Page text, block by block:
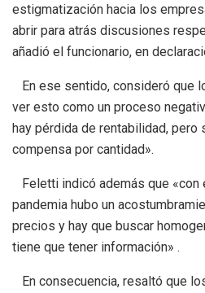
estigmatización hacia los
abrir para atrás discusiones
añadió el funcionario, en
En ese sentido, consideró que
ver esto como un proceso
hay pérdida de rentabilidad, pero
compensa por cantidad».
Feletti indicó además que «con
pandemia hubo un
precios y hay que buscar
tiene que tener información» .
En consecuencia, resaltó que